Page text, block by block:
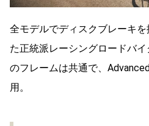
全モデルでディスクブレーキ
た正統派レーシングロードバ
のフレームは共通で、
用。